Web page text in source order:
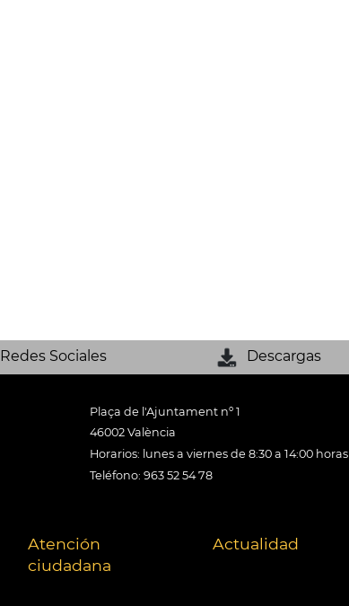
Redes Sociales Descargas
Plaça de l'Ajuntament nº 1
46002 València
Horarios: lunes a viernes de 8:30 a 14:00 horas
Teléfono: 963 52 54 78
Atención
ciudadana
Actualidad